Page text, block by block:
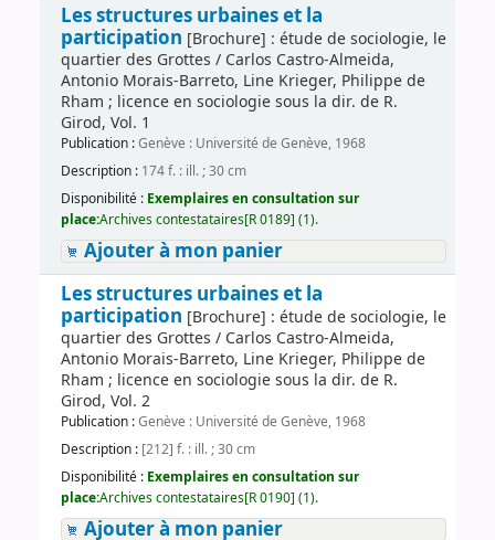
Les structures urbaines et la
participation [Brochure] : étude de sociologie, le
quartier des Grottes / Carlos Castro-Almeida,
Antonio Morais-Barreto, Line Krieger, Philippe de
Rham ; licence en sociologie sous la dir. de R.
Girod, Vol. 1
Publication :Genève : Université de Genève, 1968
Description : 174 f. : ill. ; 30 cm
Disponibilité : Exemplaires en consultation sur
place:Archives contestataires[R 0189] (1).
Ajouter à mon panier
Les structures urbaines et la
participation [Brochure] : étude de sociologie, le
quartier des Grottes / Carlos Castro-Almeida,
Antonio Morais-Barreto, Line Krieger, Philippe de
Rham ; licence en sociologie sous la dir. de R.
Girod, Vol. 2
Publication :Genève : Université de Genève, 1968
Description : [212] f. : ill. ; 30 cm
Disponibilité : Exemplaires en consultation sur
place:Archives contestataires[R 0190] (1).
Ajouter à mon panier